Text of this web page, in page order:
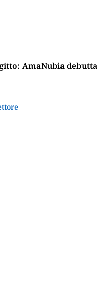
AmaNubia debutta